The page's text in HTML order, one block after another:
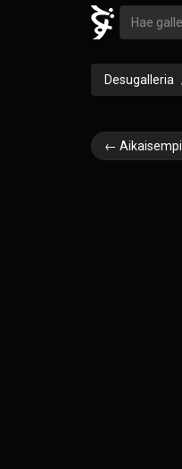
Desugalleria
← Aikaisempi